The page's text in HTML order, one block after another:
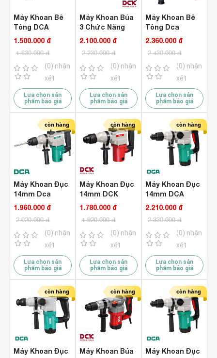
Máy Khoan Bê
Tông DCA
AZC800-26
1.500.000 đ
1.630.000 đ
(0) nhận
xét
Lựa chọn sản
phẩm báo giá
Máy Khoan Búa
3 Chức Năng
DCK KZC04-28
2.100.000 đ
2.230.000 đ
(0) nhận
xét
Lựa chọn sản
phẩm báo giá
Máy Khoan Bê
Tông Dca
AZC04-28
2.360.000 đ
2.430.000 đ
(0) nhận
xét
Lựa chọn sản
phẩm báo giá
còn hàng
Máy Khoan Đục
14mm Dca
AZC03-26B
1.960.000 đ
2.020.000 đ
(0) nhận
xét
Lựa chọn sản
phẩm báo giá
còn hàng
Máy Khoan Đục
14mm DCK
KZC03-26B ( 2
1.780.000 đ
1.920.000 đ
(0) nhận
xét
Lựa chọn sản
phẩm báo giá
còn hàng
Máy Khoan Đục
14mm DCA
AZC03-28
2.210.000 đ
2.330.000 đ
(0) nhận
xét
Lựa chọn sản
phẩm báo giá
còn hàng
Máy Khoan Đục
còn hàng
Máy Khoan Búa
còn hàng
Máy Khoan Đục